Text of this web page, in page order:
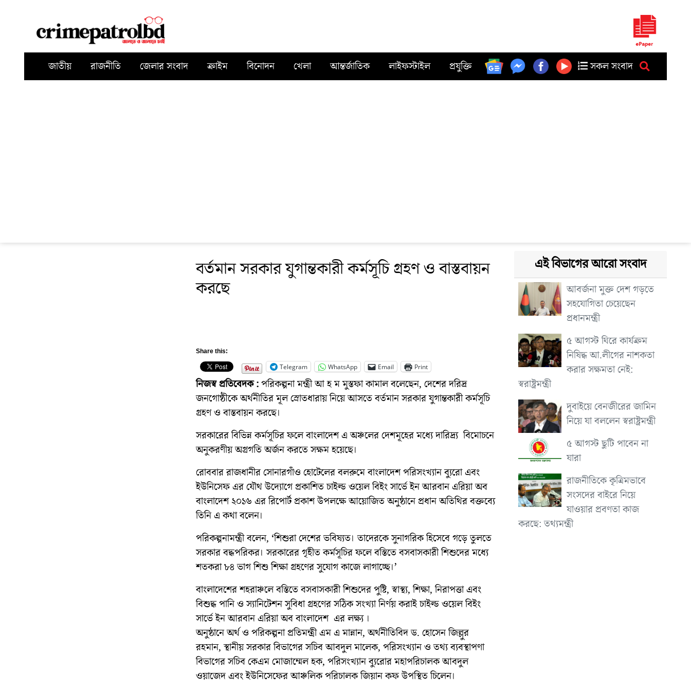
জাতীয় রাজনীতি জেলার সংবাদ ক্রাইম বিনোদন খেলা আন্তর্জাতিক লাইফস্টাইল প্রযুক্তি সকল সংবাদ
বর্তমান সরকার যুগান্তকারী কর্মসূচি গ্রহণ ও বাস্তবায়ন
করছে
Share this:
Telegram
WhatsApp Email Print
নিজস্ব প্রতিবেদক :পরিকল্পনা মন্ত্রী আ হ ম মুস্তফা কামাল বলেছেন, দেশের দরিদ্র
জনগোষ্ঠীকে অর্থনীতির মূল স্রোতধারায় নিয়ে আসতে বর্তমান সরকার যুগান্তকারী কর্মসূচি
গ্রহণ ও বাস্তবায়ন করছে।
সরকারের বিভিন্ন কর্মসূচির ফলে বাংলাদেশ এ অঞ্চলের দেশমূহের মধ্যে দারিদ্র্য বিমোচনে
অনুকরণীয় অগ্রগতি অর্জন করতে সক্ষম হয়েছে।
রোববার রাজধানীর সোনারগাঁও হোটেলের বলরুমে বাংলাদেশ পরিসংখ্যান ব্যুরো এবং
ইউনিসেফ এর যৌথ উদ্যোগে প্রকাশিত চাইল্ড ওয়েল বিইং সার্ভে ইন আরবান এরিয়া অব
বাংলাদেশ ২০১৬ এর রিপোর্ট প্রকাশ উপলক্ষে আয়োজিত অনুষ্ঠানে প্রধান অতিথির বক্তব্যে
তিনি এ কথা বলেন।
পরিকল্পনামন্ত্রী বলেন, ‘শিশুরা দেশের ভবিষ্যত। তাদেরকে সুনাগরিক হিসেবে গড়ে তুলতে
সরকার বদ্ধপরিকর। সরকারের গৃহীত কর্মসূচির ফলে বস্তিতে বসবাসকারী শিশুদের মধ্যে
শতকরা ৮৪ ভাগ শিশু শিক্ষা গ্রহণের সুযোগ কাজে লাগাচ্ছে।’
বাংলাদেশের শহরাঞ্চলে বস্তিতে বসবাসকারী শিশুদের পুষ্টি, স্বাস্থ্য, শিক্ষা, নিরাপত্তা এবং
বিশুদ্ধ পানি ও স্যানিটেশন সুবিধা গ্রহণের সঠিক সংখ্যা নির্ণয় করাই চাইল্ড ওয়েল বিইং
সার্ভে ইন আরবান এরিয়া অব বাংলাদেশ এর লক্ষ্য ।
অনুষ্ঠানে অর্থ ও পরিকল্পনা প্রতিমন্ত্রী এম এ মান্নান, অর্থনীতিবিদ ড. হোসেন জিল্লুর
রহমান, স্থানীয় সরকার বিভাগের সচিব আবদুল মালেক, পরিসংখ্যান ও তথ্য ব্যবস্থাপণা
বিভাগের সচিব কেএম মোজাম্মেল হক, পরিসংখ্যান ব্যুরোর মহাপরিচালক আবদুল
ওয়াজেদ এবং ইউনিসেফের আঞ্চলিক পরিচালক জিয়ান কফ উপস্থিত চিলেন।
এই বিভাগের আরো সংবাদ
আবর্জনা মুক্ত দেশ গড়তে
সহযোগিতা চেয়েছেন
প্রধানমন্ত্রী
৫ আগস্ট ঘিরে কার্যক্রম
নিষিদ্ধ আ.লীগের নাশকতা
করার সক্ষমতা নেই:
স্বরাষ্ট্রমন্ত্রী
দুবাইয়ে বেনজীরের জামিন
নিয়ে যা বললেন স্বরাষ্ট্রমন্ত্রী
৫ আগস্ট ছুটি পাবেন না
যারা
রাজনীতিকে কৃত্রিমভাবে
সংসদের বাইরে নিয়ে
যাওয়ার প্রবণতা কাজ
করছে: তথ্যমন্ত্রী